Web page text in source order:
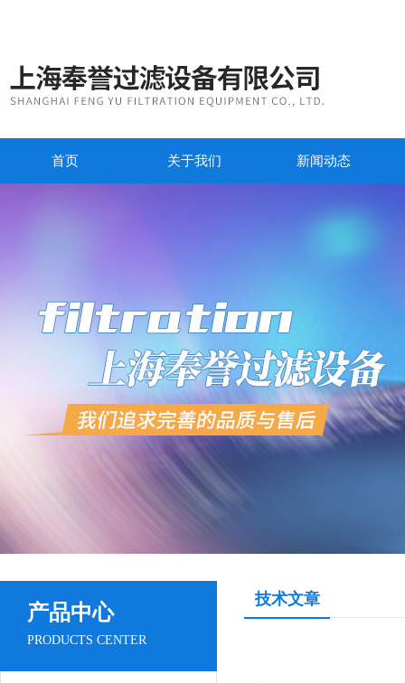
首页 关于我们 新闻动态
产品中心
PRODUCTS CENTER
技术文章